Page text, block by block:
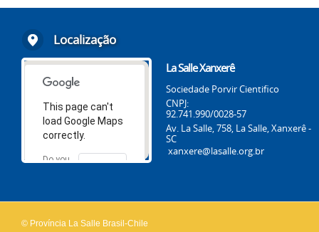
Localização
This page can't
load Google Maps
correctly.
Do you
OK
La Salle Xanxerê
Sociedade Porvir Cientifico
CNPJ:
92.741.990/0028-57
Av. La Salle, 758, La Salle, Xanxerê -
SC
xanxere@lasalle.org.br
© Província La Salle Brasil-Chile